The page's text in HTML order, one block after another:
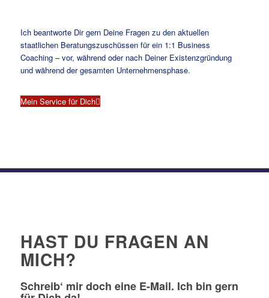
Ich beantworte Dir gern Deine Fragen zu den aktuellen
staatlichen Beratungszuschüssen für ein 1:1 Business
Coaching – vor, während oder nach Deiner Existenzgründung
und während der gesamten Unternehmensphase.
Mein Service für Dich
HAST DU FRAGEN AN
MICH?
Schreib‘ mir doch eine E-Mail. Ich bin gern